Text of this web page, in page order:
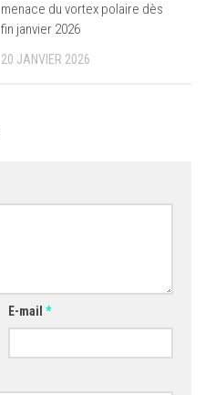
menace du vortex polaire dès
fin janvier 2026
20 JANVIER 2026
E-mail *